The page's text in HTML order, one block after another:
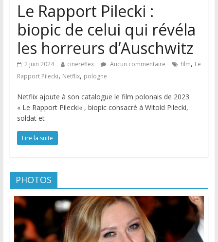
Le Rapport Pilecki :
biopic de celui qui révéla
les horreurs d’Auschwitz
2 juin 2024 cinereflex Aucun commentaire film, Le
Rapport Pilecki, Netflix, pologne
Netflix ajoute à son catalogue le film polonais de 2023
« Le Rapport Pilecki« , biopic consacré à Witold Pilecki,
soldat et
Lire la suite
PHOTOS